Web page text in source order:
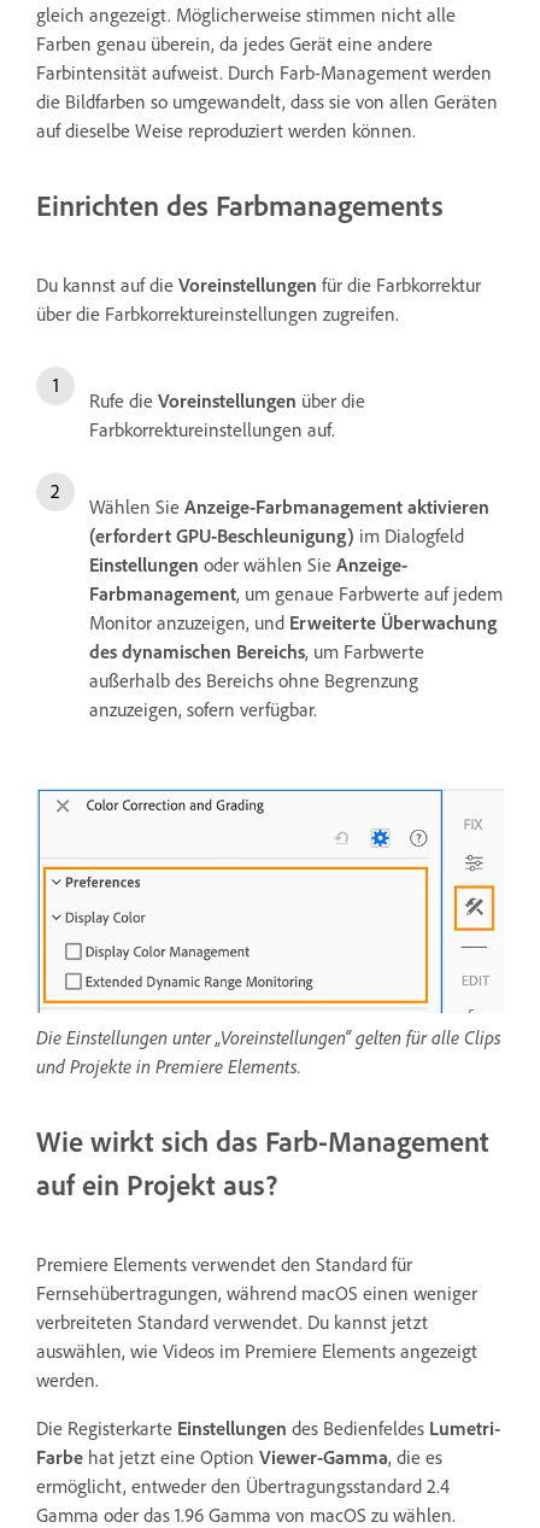
gleich angezeigt. Möglicherweise stimmen nicht alle
Farben genau überein, da jedes Gerät eine andere
Farbintensität aufweist. Durch Farb-Management werden
die Bildfarben so umgewandelt, dass sie von allen Geräten
auf dieselbe Weise reproduziert werden können.
Einrichten des Farbmanagements
Du kannst auf die Voreinstellungen für die Farbkorrektur
über die Farbkorrektureinstellungen zugreifen.
Rufe die Voreinstellungen über die
Farbkorrektureinstellungen auf.
Wählen Sie Anzeige-Farbmanagement aktivieren
(erfordert GPU-Beschleunigung) im Dialogfeld
Einstellungen oder wählen Sie Anzeige-
Farbmanagement, um genaue Farbwerte auf jedem
Monitor anzuzeigen, und Erweiterte Überwachung
des dynamischen Bereichs, um Farbwerte
außerhalb des Bereichs ohne Begrenzung
anzuzeigen, sofern verfügbar.
Die Einstellungen unter „Voreinstellungen“ gelten für alle Clips
und Projekte in Premiere Elements.
Wie wirkt sich das Farb-Management
auf ein Projekt aus?
Premiere Elements verwendet den Standard für
Fernsehübertragungen, während macOS einen weniger
verbreiteten Standard verwendet. Du kannst jetzt
auswählen, wie Videos im Premiere Elements angezeigt
werden.
Die Registerkarte Einstellungen des Bedienfeldes Lumetri-
Farbe hat jetzt eine Option Viewer-Gamma, die es
ermöglicht, entweder den Übertragungsstandard 2.4
Gamma oder das 1.96 Gamma von macOS zu wählen.